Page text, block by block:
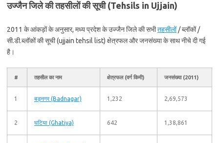
उज्जैन जिले की तहसीलों की सूची (Tehsils in Ujjain)
2011 के आंकड़ों के अनुसार, मध्य प्रदेश के उज्जैन जिले की सभीतहसीलों/ ब्लॉकों /
सी.डी.ब्लॉकों की सूची (ujjain tehsil list) क्षेत्रफल और जनसंख्या के साथ नीचे दी गई
है।
# तहसील का नाम क्षेत्रफल (वर्ग किमी) जनसंख्या (2011)
1 बड़नगर (Badnagar) 1,232 2,69,573
2 घटिया (Ghatiya) 642 1,38,861